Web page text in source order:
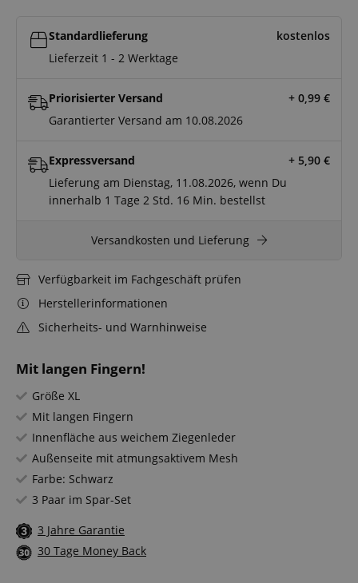
Mit langen Fingern!
Größe XL
Mit langen Fingern
Innenfläche aus weichem Ziegenleder
Außenseite mit atmungsaktivem Mesh
Farbe: Schwarz
3 Paar im Spar-Set
3 Jahre Garantie
30 Tage Money Back
Standardlieferung
kostenlos
Lieferzeit 1 - 2 Werktage
Priorisierter Versand + 0,99 €
Garantierter Versand am 10.08.2026
Expressversand + 5,90 €
Lieferung am Dienstag, 11.08.2026, wenn Du
innerhalb 1 Tage 2 Std. 16 Min. bestellst
Versandkosten und Lieferung
Verfügbarkeit im Fachgeschäft prüfen
Herstellerinformationen
Sicherheits- und Warnhinweise